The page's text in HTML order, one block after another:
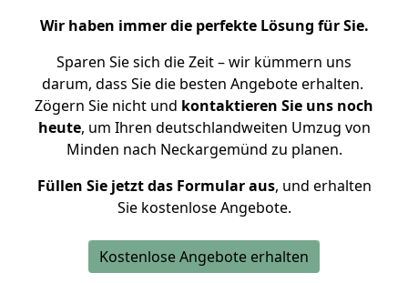
Wir haben immer die perfekte Lösung für Sie.
Sparen Sie sich die Zeit – wir kümmern uns
darum, dass Sie die besten Angebote erhalten.
Zögern Sie nicht und kontaktieren Sie uns noch
heute, um Ihren deutschlandweiten Umzug von
Minden nach Neckargemünd zu planen.
Füllen Sie jetzt das Formular aus, und erhalten
Sie kostenlose Angebote.
Kostenlose Angebote erhalten